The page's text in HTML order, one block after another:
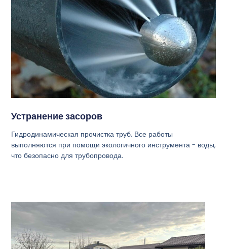
Устранение засоров
Гидродинамическая прочистка труб. Все работы
выполняются при помощи экологичного инструмента - воды,
что безопасно для трубопровода.